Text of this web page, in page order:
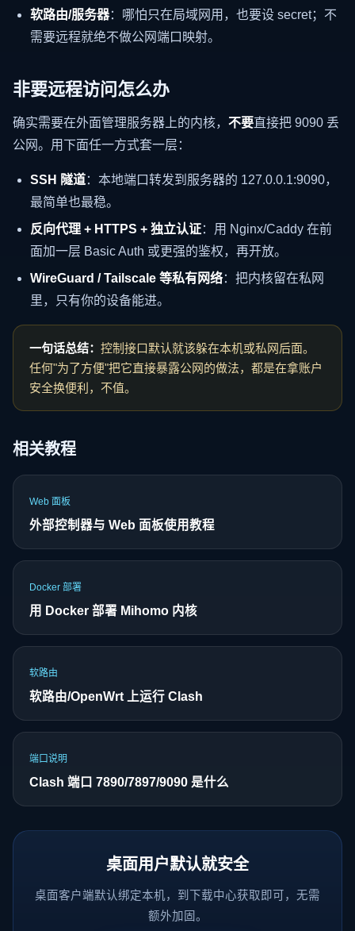
软路由/服务器：哪怕只在局域网用，也要设 secret；不
需要远程就绝不做公网端口映射。
非要远程访问怎么办
确实需要在外面管理服务器上的内核， 不要直接把 9090 丢
公网。用下面任一方式套一层：
SSH 隧道：本地端口转发到服务器的 127.0.0.1:9090，
最简单也最稳。
反向代理 + HTTPS + 独立认证：用 Nginx/Caddy 在前
面加一层 Basic Auth 或更强的鉴权，再开放。
WireGuard / Tailscale 等私有网络：把内核留在私网
里，只有你的设备能进。
一句话总结： 控制接口默认就该躲在本机或私网后面。
任何"为了方便"把它直接暴露公网的做法，都是在拿账户
安全换便利，不值。
相关教程
Web 面板
外部控制器与 Web 面板使用教程
Docker 部署
用 Docker 部署 Mihomo 内核
软路由
软路由/OpenWrt 上运行 Clash
端口说明
Clash 端口 7890/7897/9090 是什么
桌面用户默认就安全
桌面客户端默认绑定本机，到下载中心获取即可，无需
额外加固。